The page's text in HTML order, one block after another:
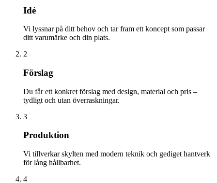
Idé
Vi lyssnar på ditt behov och tar fram ett koncept som passar
ditt varumärke och din plats.
2
Förslag
Du får ett konkret förslag med design, material och pris –
tydligt och utan överraskningar.
3
Produktion
Vi tillverkar skylten med modern teknik och gediget hantverk
för lång hållbarhet.
4